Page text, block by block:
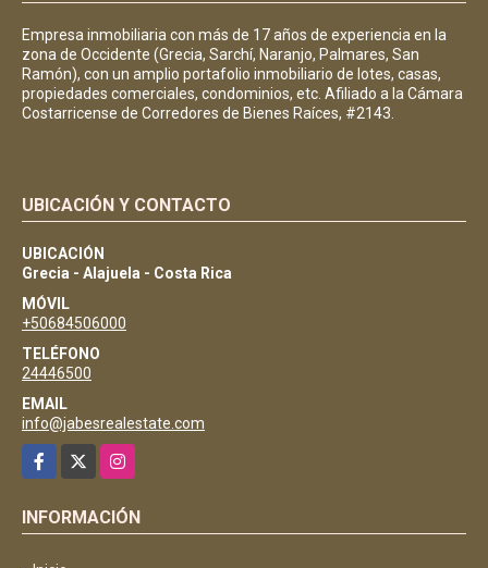
Empresa inmobiliaria con más de 17 años de experiencia en la
zona de Occidente (Grecia, Sarchí, Naranjo, Palmares, San
Ramón), con un amplio portafolio inmobiliario de lotes, casas,
propiedades comerciales, condominios, etc. Afiliado a la Cámara
Costarricense de Corredores de Bienes Raíces, #2143.
UBICACIÓN Y CONTACTO
UBICACIÓN
Grecia - Alajuela - Costa Rica
MÓVIL
+50684506000
TELÉFONO
24446500
EMAIL
info@jabesrealestate.com
Facebook
Instagram
INFORMACIÓN